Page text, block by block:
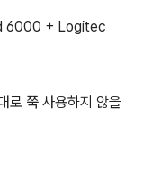
6000 + Logitec
로 쭉 사용하지 않을